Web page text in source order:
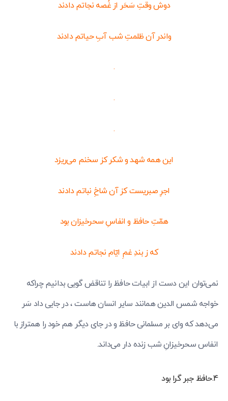
دوش وقتِ سَحَر از غُصه نجاتم دادند
واندر آن ظلمتِ شب آبِ حیاتم دادند
.
.
.
این همه شهد و شکر کز سخنم می‌ریزد
اجرِ صبریست کز آن شاخِ نباتم دادند
همّتِ حافظ و انفاسِ سحرخیزان بود
که ز بندِ غمِ ایّام نجاتم دادند
نمی‌توان این دست از ابیات حافظ را تناقض گویی بدانیم چراکه
خواجه شمس الدین همانند سایر انسان هاست ، در جایی داد سَر
می‌دهد که وای بر مسلمانی حافظ و در جای دیگر هم خود را همتراز با
انفاس سحرخیزانِ شب زنده دار می‌داند.
4.حافظ جبر گرا بود